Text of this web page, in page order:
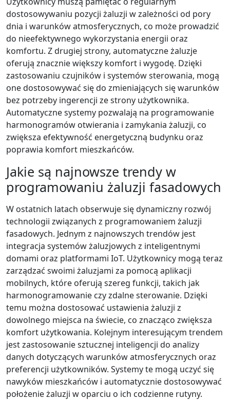
dostosowywaniu pozycji żaluzji w zależności od pory
dnia i warunków atmosferycznych, co może prowadzić
do nieefektywnego wykorzystania energii oraz
komfortu. Z drugiej strony, automatyczne żaluzje
oferują znacznie większy komfort i wygodę. Dzięki
zastosowaniu czujników i systemów sterowania, mogą
one dostosowywać się do zmieniających się warunków
bez potrzeby ingerencji ze strony użytkownika.
Automatyczne systemy pozwalają na programowanie
harmonogramów otwierania i zamykania żaluzji, co
zwiększa efektywność energetyczną budynku oraz
poprawia komfort mieszkańców.
Jakie są najnowsze trendy w
programowaniu żaluzji fasadowych
W ostatnich latach obserwuje się dynamiczny rozwój
technologii związanych z programowaniem żaluzji
fasadowych. Jednym z najnowszych trendów jest
integracja systemów żaluzjowych z inteligentnymi
domami oraz platformami IoT. Użytkownicy mogą teraz
zarządzać swoimi żaluzjami za pomocą aplikacji
mobilnych, które oferują szereg funkcji, takich jak
harmonogramowanie czy zdalne sterowanie. Dzięki
temu można dostosować ustawienia żaluzji z
dowolnego miejsca na świecie, co znacząco zwiększa
komfort użytkowania. Kolejnym interesującym trendem
jest zastosowanie sztucznej inteligencji do analizy
danych dotyczących warunków atmosferycznych oraz
preferencji użytkowników. Systemy te mogą uczyć się
nawyków mieszkańców i automatycznie dostosowywać
położenie żaluzji w oparciu o ich codzienne rutyny.